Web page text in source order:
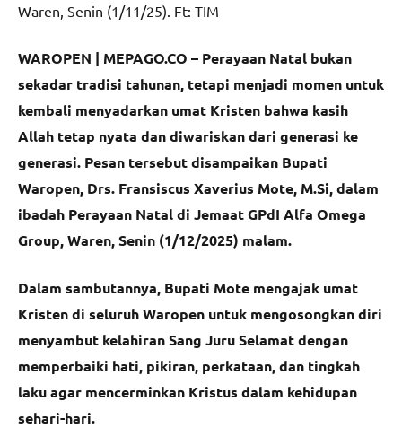
Waren, Senin (1/11/25). Ft: TIM
WAROPEN | MEPAGO.CO – Perayaan Natal bukan
sekadar tradisi tahunan, tetapi menjadi momen untuk
kembali menyadarkan umat Kristen bahwa kasih
Allah tetap nyata dan diwariskan dari generasi ke
generasi. Pesan tersebut disampaikan Bupati
Waropen, Drs. Fransiscus Xaverius Mote, M.Si, dalam
ibadah Perayaan Natal di Jemaat GPdI Alfa Omega
Group, Waren, Senin (1/12/2025) malam.
Dalam sambutannya, Bupati Mote mengajak umat
Kristen di seluruh Waropen untuk mengosongkan diri
menyambut kelahiran Sang Juru Selamat dengan
memperbaiki hati, pikiran, perkataan, dan tingkah
laku agar mencerminkan Kristus dalam kehidupan
sehari-hari.